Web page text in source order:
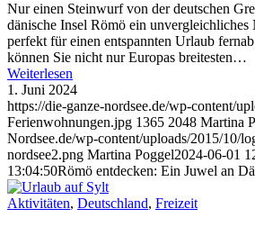
Nur einen Steinwurf von der deutschen
dänische Insel Römö ein unvergleichliches
perfekt für einen entspannten Urlaub
können Sie nicht nur Europas breitesten…
Weiterlesen
1. Juni 2024
https://die-ganze-nordsee.de/wp-content/
Ferienwohnungen.jpg 1365 2048 Martina
Nordsee.de/wp-content/uploads/2015/10/
nordsee2.png Martina Poggel2024-06-01
13:04:50Römö entdecken: Ein Juwel an
Aktivitäten, Deutschland, Freizeit